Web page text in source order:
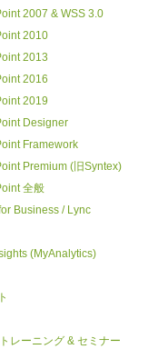
2007 & WSS 3.0
2010
2013
2016
2019
Designer
Framework
Premium (旧Syntex)
全般
Business / Lync
(MyAnalytics)
レーニング & セミナー